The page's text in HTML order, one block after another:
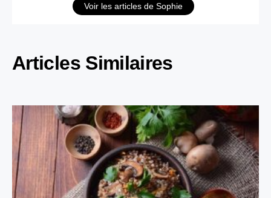
Voir les articles de Sophie
Articles Similaires